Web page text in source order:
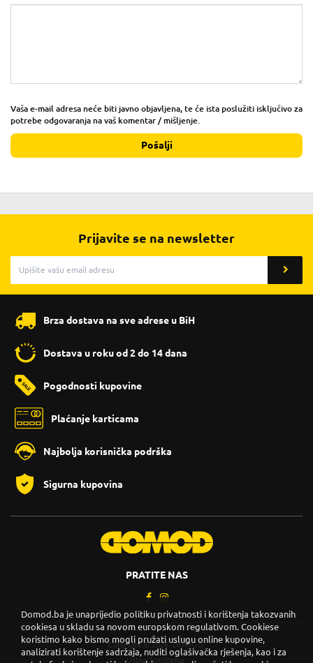
Vaša e-mail adresa neće biti javno objavljena, te će ista poslužiti isključivo za
potrebe odgovaranja na vaš komentar / mišljenje.
Pošalji
Prijavite se na newsletter
Brza dostava na sve adrese u BiH
Dostava u roku od 2 do 14 dana
Pogodnosti kupovine
Plaćanje karticama
Najbolja korisnička podrška
Sigurna kupovina
PRATITE NAS
Copyright © 2026. DOMOD.
Uslovi korištenja
Domod.ba je unaprijedio politiku privatnosti i korištenja takozvanih
cookiesa u skladu sa novom europskom regulativom. Cookiese
koristimo kako bismo mogli pružati uslugu online kupovine,
analizirati korištenje sadržaja, nuditi oglašivačka rješenja, kao i za